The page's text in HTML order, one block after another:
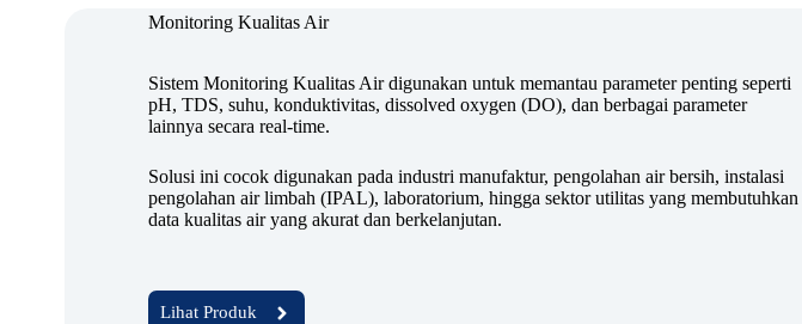
Monitoring Kualitas Air
Sistem Monitoring Kualitas Air digunakan untuk memantau parameter penting seperti
pH, TDS, suhu, konduktivitas, dissolved oxygen (DO), dan berbagai parameter
lainnya secara real-time.
Solusi ini cocok digunakan pada industri manufaktur, pengolahan air bersih, instalasi
pengolahan air limbah (IPAL), laboratorium, hingga sektor utilitas yang membutuhkan
data kualitas air yang akurat dan berkelanjutan.
Lihat Produk